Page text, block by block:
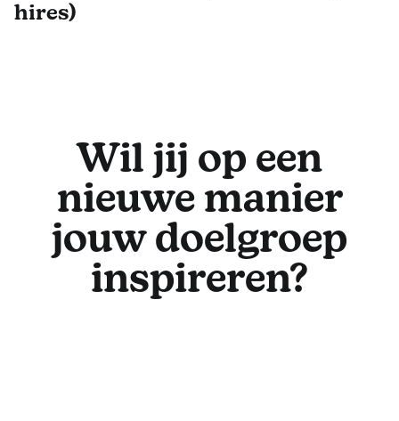
hires)
Wil jij op een
nieuwe manier
jouw doelgroep
inspireren?